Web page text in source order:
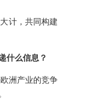
计，共同构建
什么信息？
洲产业的竞争